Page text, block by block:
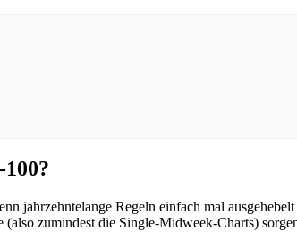
jahrzehntelange Regeln einfach mal
zumindest die Single-Midweek-Charts)